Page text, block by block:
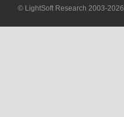
© LightSoft Research 2003-2026